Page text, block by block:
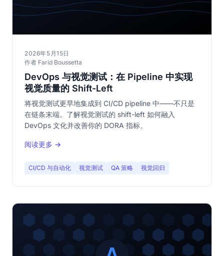
2026年5月15日
作者 Farid Boussetta
DevOps 与视觉测试：在 Pipeline 中实现
视觉质量的 Shift-Left
将视觉测试更早地集成到 CI/CD pipeline 中——不只是
在链条末端。了解视觉测试的 shift-left 如何融入
DevOps 文化并改善你的 DORA 指标。
阅读更多 →
CI/CD 与自动化 视觉测试 QA 策略 视觉回归